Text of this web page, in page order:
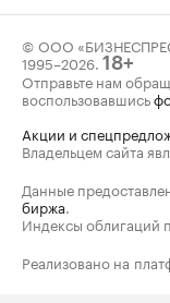
© ООО
1995–2026. 18+
Отправьте нам
воспользовавшись
Акции и
Владельцем сайта
Данные
биржа.
Индексы облигаций
Реализовано на